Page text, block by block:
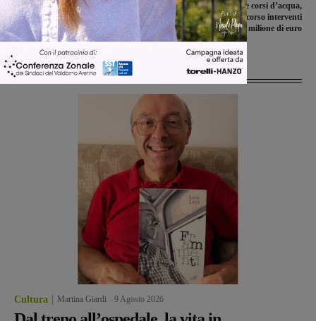
San Giovanni, Oltrarno: “la scuola
dei colori” apre le porte al quartiere
Manutenzione a fiumi e corsi d’acqua,
a Figline e Incisa in corso interventi
da mezzo milione di euro
Ultime Notizie
Cultura Martina Giardi 9 Agosto 2026